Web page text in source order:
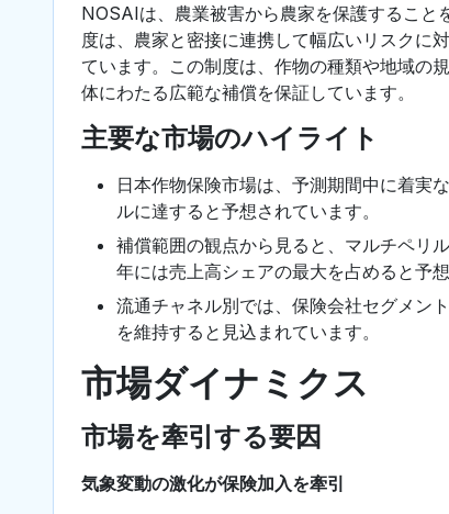
NOSAIは、農業被害から農家を保護すること
度は、農家と密接に連携して幅広いリスクに
ています。この制度は、作物の種類や地域の
体にわたる広範な補償を保証しています。
主要な市場のハイライト
日本作物保険市場は、予測期間中に着実
ルに達すると予想されています。
補償範囲の観点から見ると、マルチペリ
年には売上高シェアの最大を占めると予想
流通チャネル別では、保険会社セグメン
を維持すると見込まれています。
市場ダイナミクス
市場を牽引する要因
気象変動の激化が保険加入を牽引